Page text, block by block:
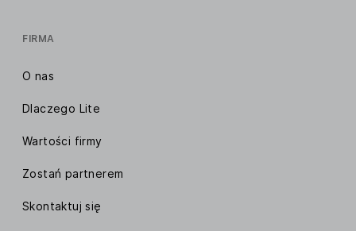
FIRMA
O nas
Dlaczego Lite
Wartości firmy
Zostań partnerem
Skontaktuj się